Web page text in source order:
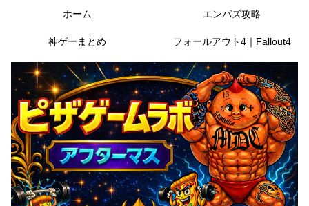
ホーム エンパズ攻略
神ゲーまとめ フォールアウト4｜Fallout4